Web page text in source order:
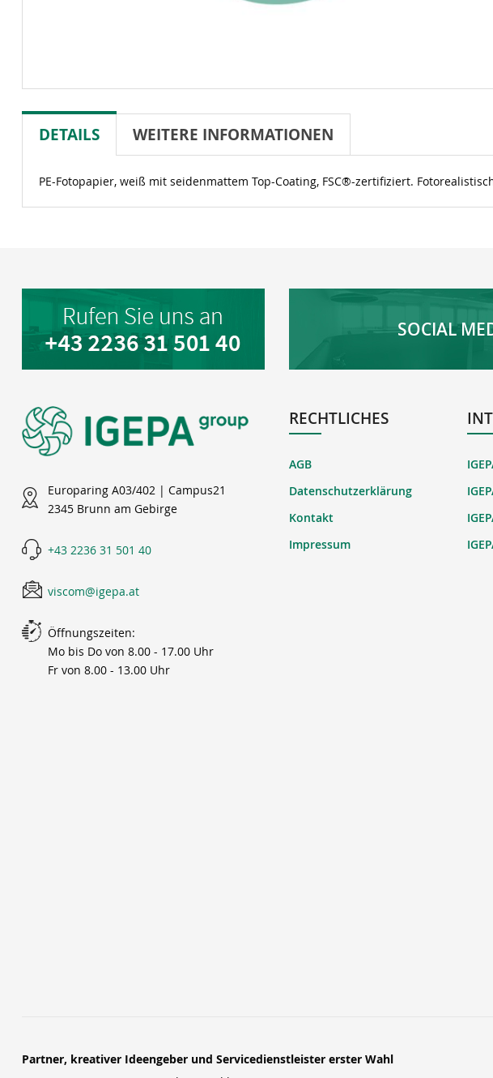
DETAILS WEITERE INFORMATIONEN
PE-Fotopapier, weiß mit seidenmattem Top-Coating, FSC®-zertifiziert.
SOCIAL
Europaring A03/402 | Campus21
2345 Brunn am Gebirge
+43 2236 31 501 40
viscom@igepa.at
Öffnungszeiten:
Mo bis Do von 8.00 - 17.00 Uhr
Fr von 8.00 - 13.00 Uhr
RECHTLICHES
AGB
Datenschutzerklärung
Kontakt
Impressum
Partner, kreativer Ideengeber und Servicedienstleister erster Wahl